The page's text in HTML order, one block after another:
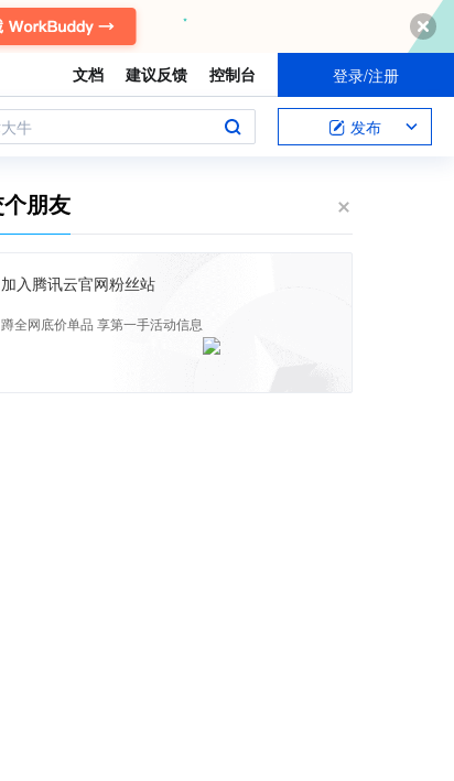
文档 建议反馈 控制台 登录/注册
牛 发布
朋友
加入腾讯云官网粉丝站
蹲全网底价单品 享第一手活动信息